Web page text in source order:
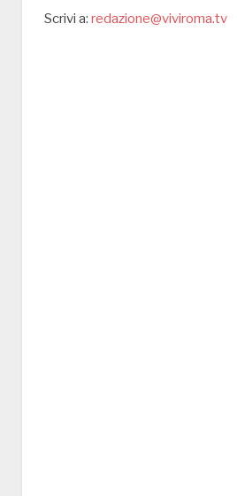
Scrivi a: redazione@viviroma.tv